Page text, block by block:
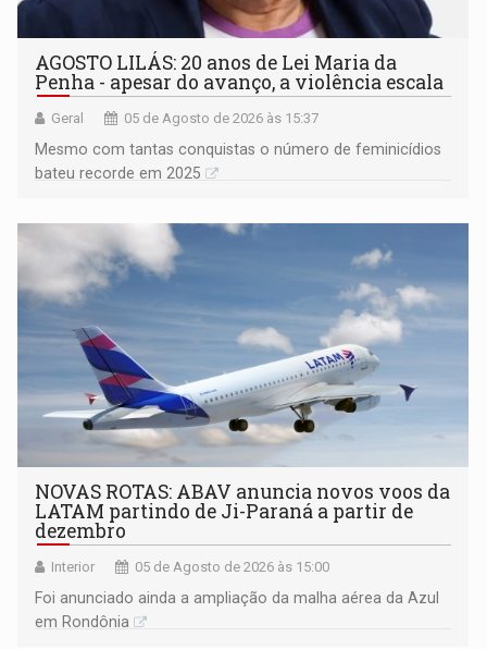
AGOSTO LILÁS: 20 anos de Lei Maria da
Penha - apesar do avanço, a violência escala
Geral 05 de Agosto de 2026 às 15:37
Mesmo com tantas conquistas o número de feminicídios
bateu recorde em 2025
NOVAS ROTAS: ABAV anuncia novos voos da
LATAM partindo de Ji-Paraná a partir de
dezembro
Interior 05 de Agosto de 2026 às 15:00
Foi anunciado ainda a ampliação da malha aérea da Azul
em Rondônia